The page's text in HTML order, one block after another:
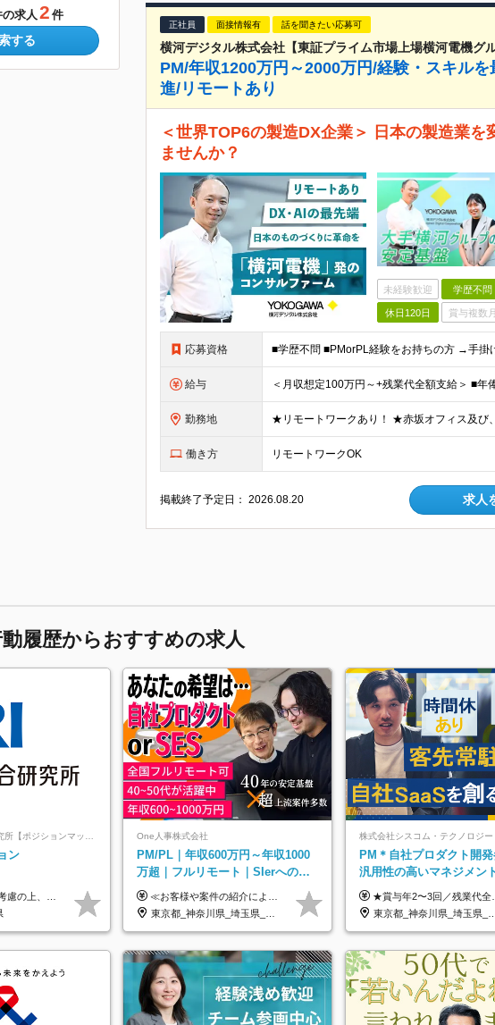
求人 2 件
する
正社員 面接情報有 話を聞きたい応募可
横河デジタル株式会社【東証プライム市場上場横河電機グル
PM/年収1200万円～2000万円/経験・スキル
進/リモートあり
＜世界TOP6の製造DX企業＞ 日本の製造業
ませんか？
未経験歓迎 学歴不問
休日120日 賞与複数月
応募資格
給与
勤務地
働き方 リモートワークOK
掲載終了予定日：2026.08.20 求人
履歴からおすすめの求人
ン
決定します。
One人事株式会社
PM/PL｜年収600万円～年収1000
万超｜フルリモート｜SIerへの変
革期をリード＆自社サービス
≪お客様や案件の紹介によりインセンティブを支給！≫ 月給40万円以上＋賞与年2回＋インセンティブ ◎経験やスキルを考慮の上、優遇します ◎上記月給は固定残業代月45時間分(月額9万1040円以上)を含みます。超過した場合は全額追加支給します ◎試用期間3カ月あり(給与や福利厚生等は同じです) ＜年収例＞ 36歳／PL（元SE）／580万円 / 官公庁向けWebシステム開発 ※メンバーから2年でPLへ昇格 41歳／SL／616万円 / メーカー向けWebサイト開発 46歳／PL／742万円 / 金融情報連携システム開発 52歳 / PM / 952万円 / 信販システムの再構築 55歳 / PM / 910万円 / 製造業向け基盤構築開発
東京都_神奈川県_埼玉県_千葉県_大阪府_愛知県_北海道_青森県_岩手県_宮城県_秋田県_山形県_福島県_茨城県_栃木県_群馬県_新潟県_山梨県_長野県_富山県_石川県_福井県_静岡県_岐阜県_三重県_兵庫県_京都府_滋賀県_奈良県_和歌山県_広島県_岡山県_鳥取県_島根県_山口県_徳島県_香川県_愛媛県_高知県_福岡県_熊本県_佐賀県_長崎県_大分県_宮崎県_鹿児島県_沖縄県
株式会社シスコム・テクノロジー
PM＊自社プロダクト開発
汎用性の高いマネジメン
＊年収1000万以上可
★賞与年2〜3回／残業代全額支給／子ども手当（月1万円）／誕生日手当（年1回1万円）★ ＜初年度の想定年収:600万円～800万円＞ 月給50万7000円～70万4000円＋賞与年2回＋決算賞与 ※経験・能力を考慮のうえ決定します。 ※専門性を高めながらチームを牽引する「プロジェクト推進力」を高く評価し、給与へダイレクトに反映します。 ※試用期間6ヶ月（待遇変動なし） 年収800万円以上も⽬指せます。 経験・スキル・前職給与を最大限に考慮し、 ご納得いただける条件を提示します。 【賞与】 年2〜3回支給（7月・12月＋業績により決算賞与） 当社では、目の前の案件による固定報酬だけが評価の全てではありません。 メンバー育成、現場でのポジション拡大、 ナレッジの共有、そして組織づくりへの参画など、 「会社への貢献度（ビジネスプロセス）」 を昇給・賞与へダイレクトに反映しています。 専門性を高める「技術」と、チームを前進させる「プロジェクト推進」。 この両輪を回すことで、確かなスキル成長と年収アップを同時に実現できる環境です。
東京都_神奈川県_埼玉県_千葉県